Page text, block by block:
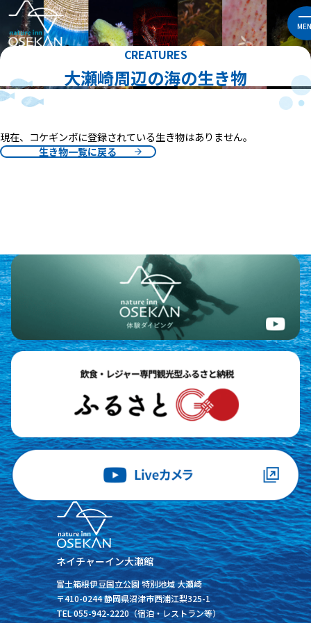
CREATURES
大瀬崎周辺の海の生き物
現在、コケギンポに登録されている生き物はありません。
生き物一覧に戻る
ネイチャーイン大瀬館
富士箱根伊豆国立公園 特別地域 大瀬崎
〒410-0244 静岡県沼津市西浦江梨325-1
TEL 055-942-2220（宿泊・レストラン等）